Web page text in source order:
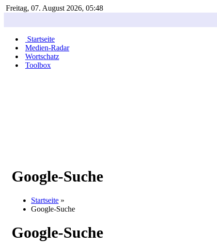
Freitag, 07. August 2026, 05:48
Startseite
Medien-Radar
Wortschatz
Toolbox
Google-Suche
Startseite »
Google-Suche
Google-Suche